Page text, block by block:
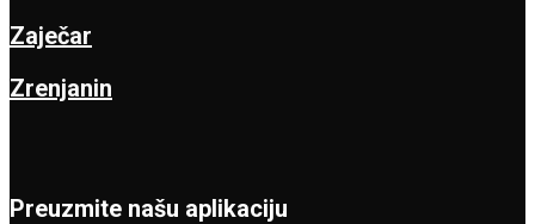
Zaječar
Zrenjanin
Preuzmite našu aplikaciju